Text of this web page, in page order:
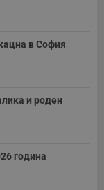
в София
и роден
година